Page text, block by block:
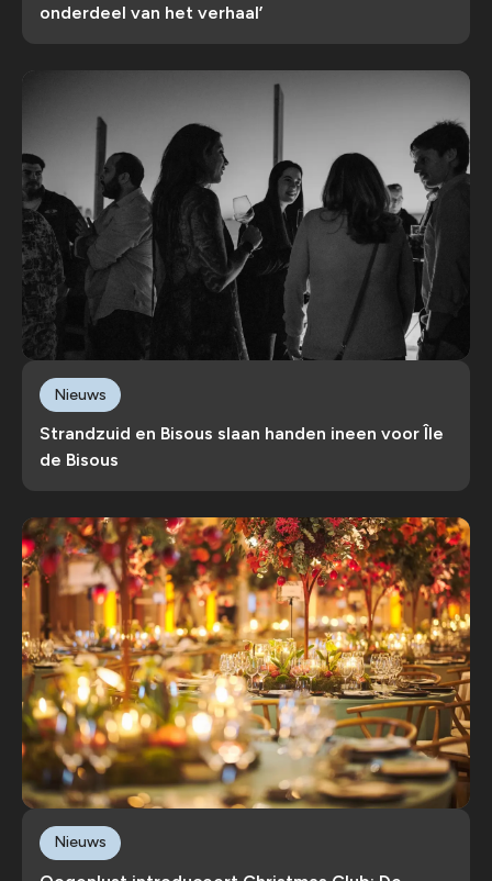
onderdeel van het verhaal’
Strandzuid en Bisous slaan handen ineen voor Île
de Bisous
Nieuws
Nieuws